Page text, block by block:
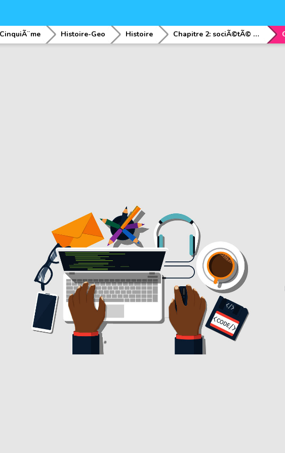
CinquiÃ¨me Histoire-Geo Histoire Chapitre 2: sociÃ©tÃ© et chefferie de lâ€™ouest et du sud